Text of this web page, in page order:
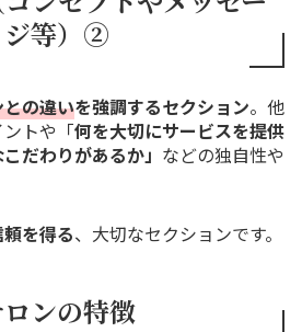
ジ等）②
の違いを強調するセクション。他
トや「何を大切にサービスを提供
だわりがあるか」 などの独自性や
を得る、大切なセクションです。
ンの特徴